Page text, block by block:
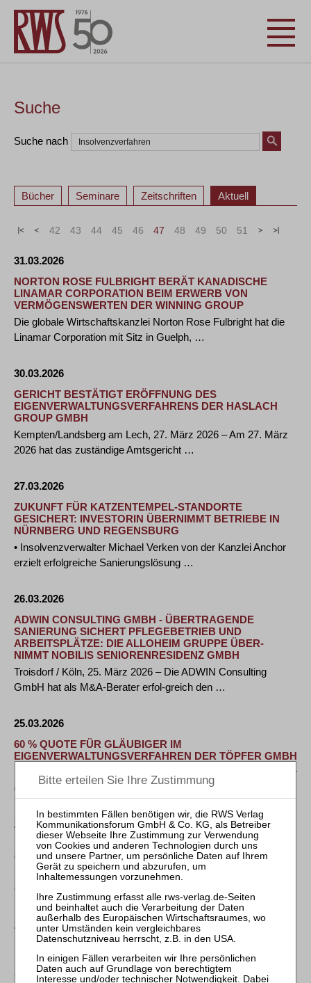
Suche
Suche nach
Bücher Seminare Zeitschriften Aktuell
« < 42 43 44 45 46 47 48 49 50 51 > »
31.03.2026
NORTON ROSE FULBRIGHT BERÄT KANADISCHE
LINAMAR CORPORATION BEIM ERWERB VON
VERMÖGENSWERTEN DER WINNING GROUP
Die globale Wirtschaftskanzlei Norton Rose Fulbright hat die
Linamar Corporation mit Sitz in Guelph, …
30.03.2026
GERICHT BESTÄTIGT ERÖFFNUNG DES
EIGENVERWALTUNGSVERFAHRENS DER HASLACH
GROUP GMBH
Kempten/Landsberg am Lech, 27. März 2026 – Am 27. März
2026 hat das zuständige Amtsgericht …
27.03.2026
ZUKUNFT FÜR KATZENTEMPEL-STANDORTE
GESICHERT: INVESTORIN ÜBERNIMMT BETRIEBE IN
NÜRNBERG UND REGENSBURG
• Insolvenzverwalter Michael Verken von der Kanzlei Anchor
erzielt erfolgreiche Sanierungslösung …
26.03.2026
ADWIN CONSULTING GMBH - ÜBERTRAGENDE
SANIERUNG SICHERT PFLEGEBETRIEB UND
ARBEITSPLÄTZE: DIE ALLOHEIM GRUPPE ÜBER-
NIMMT NOBILIS SENIORENRESIDENZ GMBH
Troisdorf / Köln, 25. März 2026 – Die ADWIN Consulting
GmbH hat als M&A-Berater erfol-greich den …
25.03.2026
60 % QUOTE FÜR GLÄUBIGER IM
EIGENVERWALTUNGSVERFAHREN DER TÖPFER GMBH
Dietmannsried, 24. März 2026. Positive Nachrichten gibt es für
die Gläubiger der Töpfer GmbH. …
23.03.2026
DR. ROMY METZGER IST NEUES MITGLIED IM
GRAVENBRUCHER KREIS
Hamburg / Frankfurt a. M., 20. März 2026 Die Mitglieder des
Gravenbrucher Kreises haben Dr. Romy …
23.03.2026
INVESTORENSUCHE FÜR RHENSER
MINERALBRUNNEN GESTARTET
- Erste Interessenten zeigen bereits Interesse - Dr.